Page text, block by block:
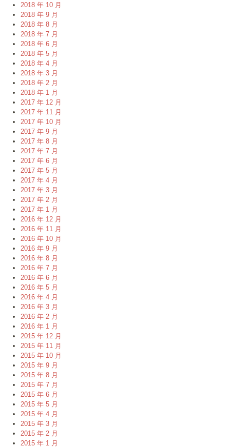
2018 年 10 月
2018 年 9 月
2018 年 8 月
2018 年 7 月
2018 年 6 月
2018 年 5 月
2018 年 4 月
2018 年 3 月
2018 年 2 月
2018 年 1 月
2017 年 12 月
2017 年 11 月
2017 年 10 月
2017 年 9 月
2017 年 8 月
2017 年 7 月
2017 年 6 月
2017 年 5 月
2017 年 4 月
2017 年 3 月
2017 年 2 月
2017 年 1 月
2016 年 12 月
2016 年 11 月
2016 年 10 月
2016 年 9 月
2016 年 8 月
2016 年 7 月
2016 年 6 月
2016 年 5 月
2016 年 4 月
2016 年 3 月
2016 年 2 月
2016 年 1 月
2015 年 12 月
2015 年 11 月
2015 年 10 月
2015 年 9 月
2015 年 8 月
2015 年 7 月
2015 年 6 月
2015 年 5 月
2015 年 4 月
2015 年 3 月
2015 年 2 月
2015 年 1 月